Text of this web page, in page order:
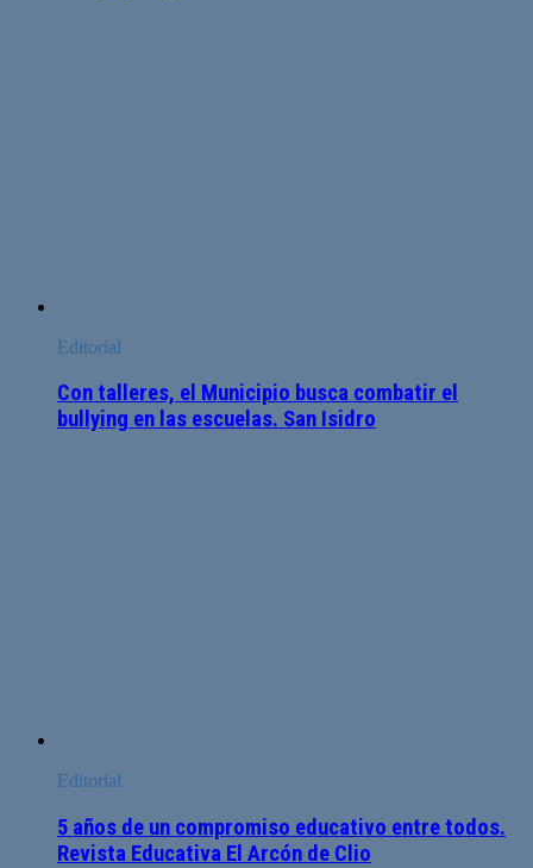
Editorial
Con talleres, el Municipio busca combatir el
bullying en las escuelas. San Isidro
Editorial
5 años de un compromiso educativo entre todos.
Revista Educativa El Arcón de Clio